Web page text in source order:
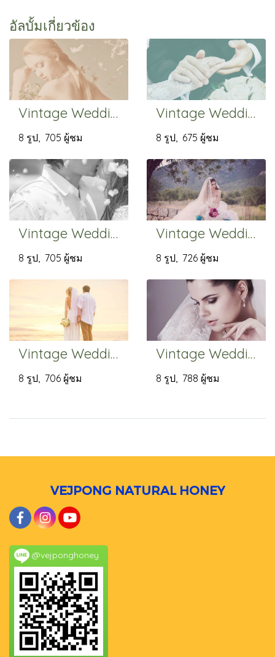
อัลบั้มเกี่ยวข้อง
Vintage Wedding Photos
8 รูป, 705 ผู้ชม
Vintage Wedding Photos
8 รูป, 675 ผู้ชม
Vintage Wedding Photos
8 รูป, 705 ผู้ชม
Vintage Wedding Photos
8 รูป, 726 ผู้ชม
Vintage Wedding Photos
8 รูป, 706 ผู้ชม
Vintage Wedding Photos
8 รูป, 788 ผู้ชม
VEJPONG NATURAL HONEY
@vejponghoney